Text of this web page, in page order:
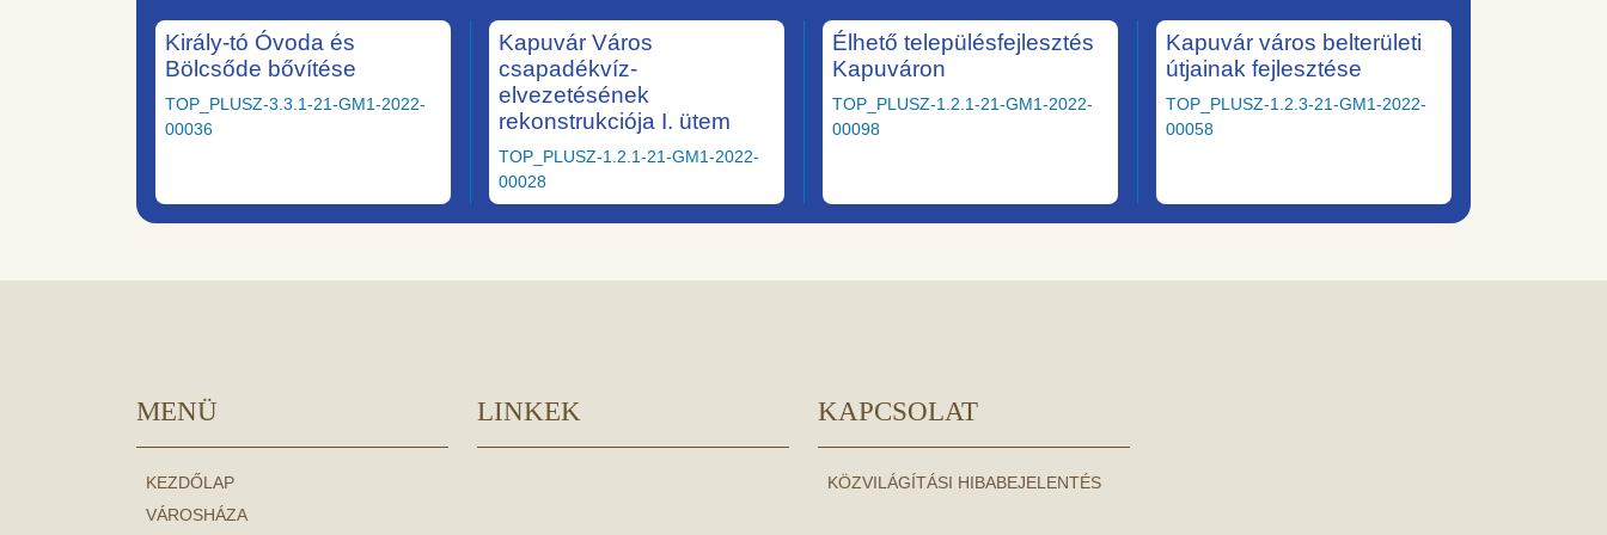
Király-tó Óvoda és
Bölcsőde bővítése
TOP_PLUSZ-3.3.1-21-GM1-2022-
00036
Kapuvár Város
csapadékvíz-
elvezetésének
rekonstrukciója I. ütem
TOP_PLUSZ-1.2.1-21-GM1-2022-
00028
Élhető településfejlesztés
Kapuváron
TOP_PLUSZ-1.2.1-21-GM1-2022-
00098
Kapuvár város belterületi
útjainak fejlesztése
TOP_PLUSZ-1.2.3-21-GM1-2022-
00058
MENÜ
KEZDŐLAP
VÁROSHÁZA
LINKEK KAPCSOLAT
KÖZVILÁGÍTÁSI HIBABEJELENTÉS